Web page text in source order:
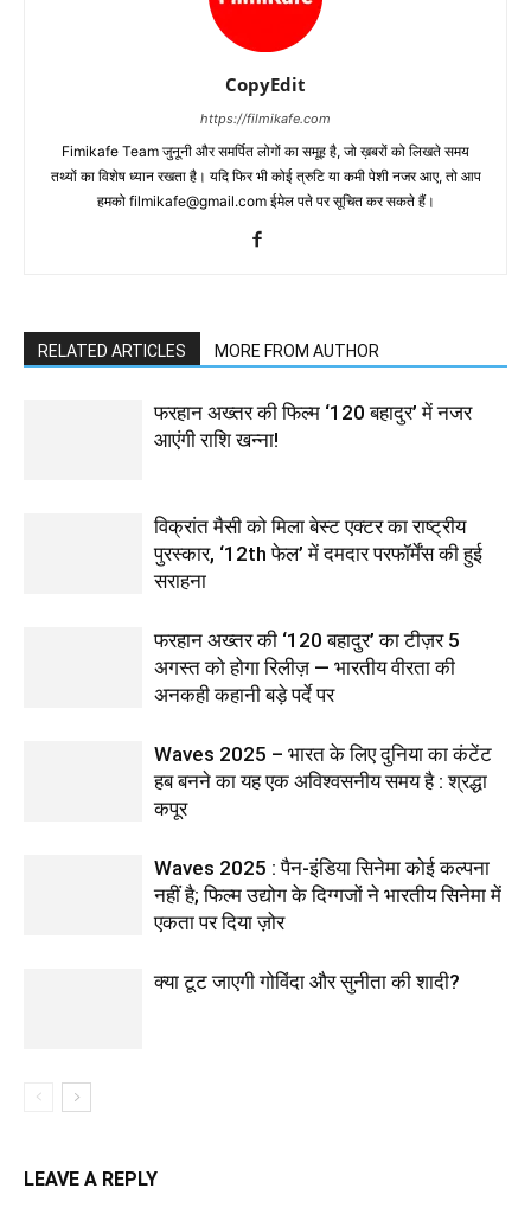
CopyEdit
https://filmikafe.com
Fimikafe Team जुनूनी और समर्पित लोगों का समूह है, जो ख़बरों को लिखते समय
तथ्‍यों का विशेष ध्‍यान रखता है। यदि फिर भी कोई त्रुटि या कमी पेशी नजर आए, तो आप
हमको filmikafe@gmail.com ईमेल पते पर सूचित कर सकते हैं।
RELATED ARTICLES MORE FROM AUTHOR
फरहान अख्तर की फिल्म ‘120 बहादुर’ में नजर
आएंगी राशि खन्ना!
विक्रांत मैसी को मिला बेस्ट एक्टर का राष्ट्रीय
पुरस्कार, ‘12th फेल’ में दमदार परफॉर्मेंस की हुई
सराहना
फरहान अख्तर की ‘120 बहादुर’ का टीज़र 5
अगस्त को होगा रिलीज़ — भारतीय वीरता की
अनकही कहानी बड़े पर्दे पर
Waves 2025 – भारत के लिए दुनिया का कंटेंट
हब बनने का यह एक अविश्वसनीय समय है : श्रद्धा
कपूर
Waves 2025 : पैन-इंडिया सिनेमा कोई कल्पना
नहीं है; फिल्म उद्योग के दिग्गजों ने भारतीय सिनेमा में
एकता पर दिया ज़ोर
क्या टूट जाएगी गोविंदा और सुनीता की शादी?
LEAVE A REPLY